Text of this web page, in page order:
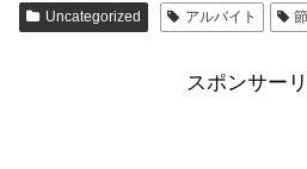
Uncategorized アルバイト
スポンサー